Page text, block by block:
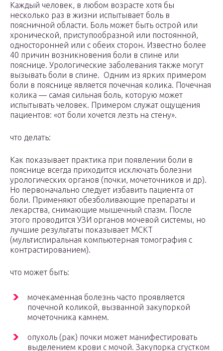
Каждый человек, в любом возрасте хотя бы
несколько раз в жизни испытывает боль в
поясничной области. Боль может быть острой или
хронической, приступообразной или постоянной,
односторонней или с обеих сторон. Известно более
40 причин возникновения боли в спине или
пояснице. Урологические заболевания также могут
вызывать боли в спине. Одним из ярких примером
боли в пояснице является почечная колика. Почечная
колика — самая сильная боль, которую может
испытывать человек. Примером служат ощущения
пациентов: «от боли хочется лезть на стену».
что делать:
Как показывает практика при появлении боли в
пояснице всегда приходится исключать болезни
урологических органов (почки, мочеточников и др).
Но первоначально следует избавить пациента от
боли. Применяют обезболивающие препараты и
лекарства, снимающие мышечный спазм. После
этого проводится УЗИ органов мочевой системы, но
лучшие результаты показывает МСКТ
(мультиспиральная компьютерная томография с
контрастированием).
что может быть:
мочекаменная болезнь часто проявляется
почечной коликой, вызванной закупоркой
мочеточника камнем.
опухоль (рак) почки может манифестировать
выделением крови с мочой. Закупорка сгустком